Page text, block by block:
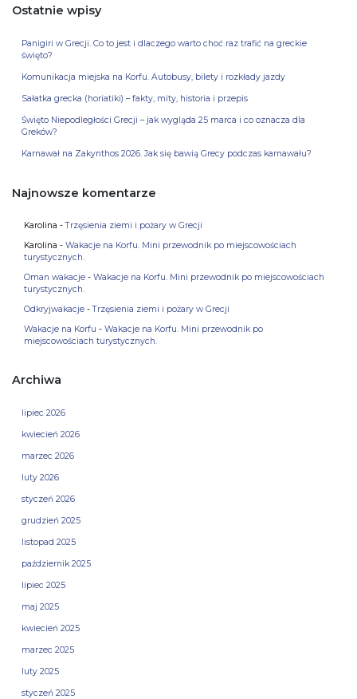
Ostatnie wpisy
Panigiri w Grecji. Co to jest i dlaczego warto choć raz trafić na greckie
święto?
Komunikacja miejska na Korfu. Autobusy, bilety i rozkłady jazdy
Sałatka grecka (horiatiki) – fakty, mity, historia i przepis
Święto Niepodległości Grecji – jak wygląda 25 marca i co oznacza dla
Greków?
Karnawał na Zakynthos 2026. Jak się bawią Grecy podczas karnawału?
Najnowsze komentarze
Karolina -Trzęsienia ziemi i pożary w Grecji
Karolina - Wakacje na Korfu. Mini przewodnik po miejscowościach
turystycznych.
Oman wakacje - Wakacje na Korfu. Mini przewodnik po miejscowościach
turystycznych.
Odkryjwakacje -Trzęsienia ziemi i pożary w Grecji
Wakacje na Korfu - Wakacje na Korfu. Mini przewodnik po
miejscowościach turystycznych.
Archiwa
lipiec 2026
kwiecień 2026
marzec 2026
luty 2026
styczeń 2026
grudzień 2025
listopad 2025
październik 2025
lipiec 2025
maj 2025
kwiecień 2025
marzec 2025
luty 2025
styczeń 2025